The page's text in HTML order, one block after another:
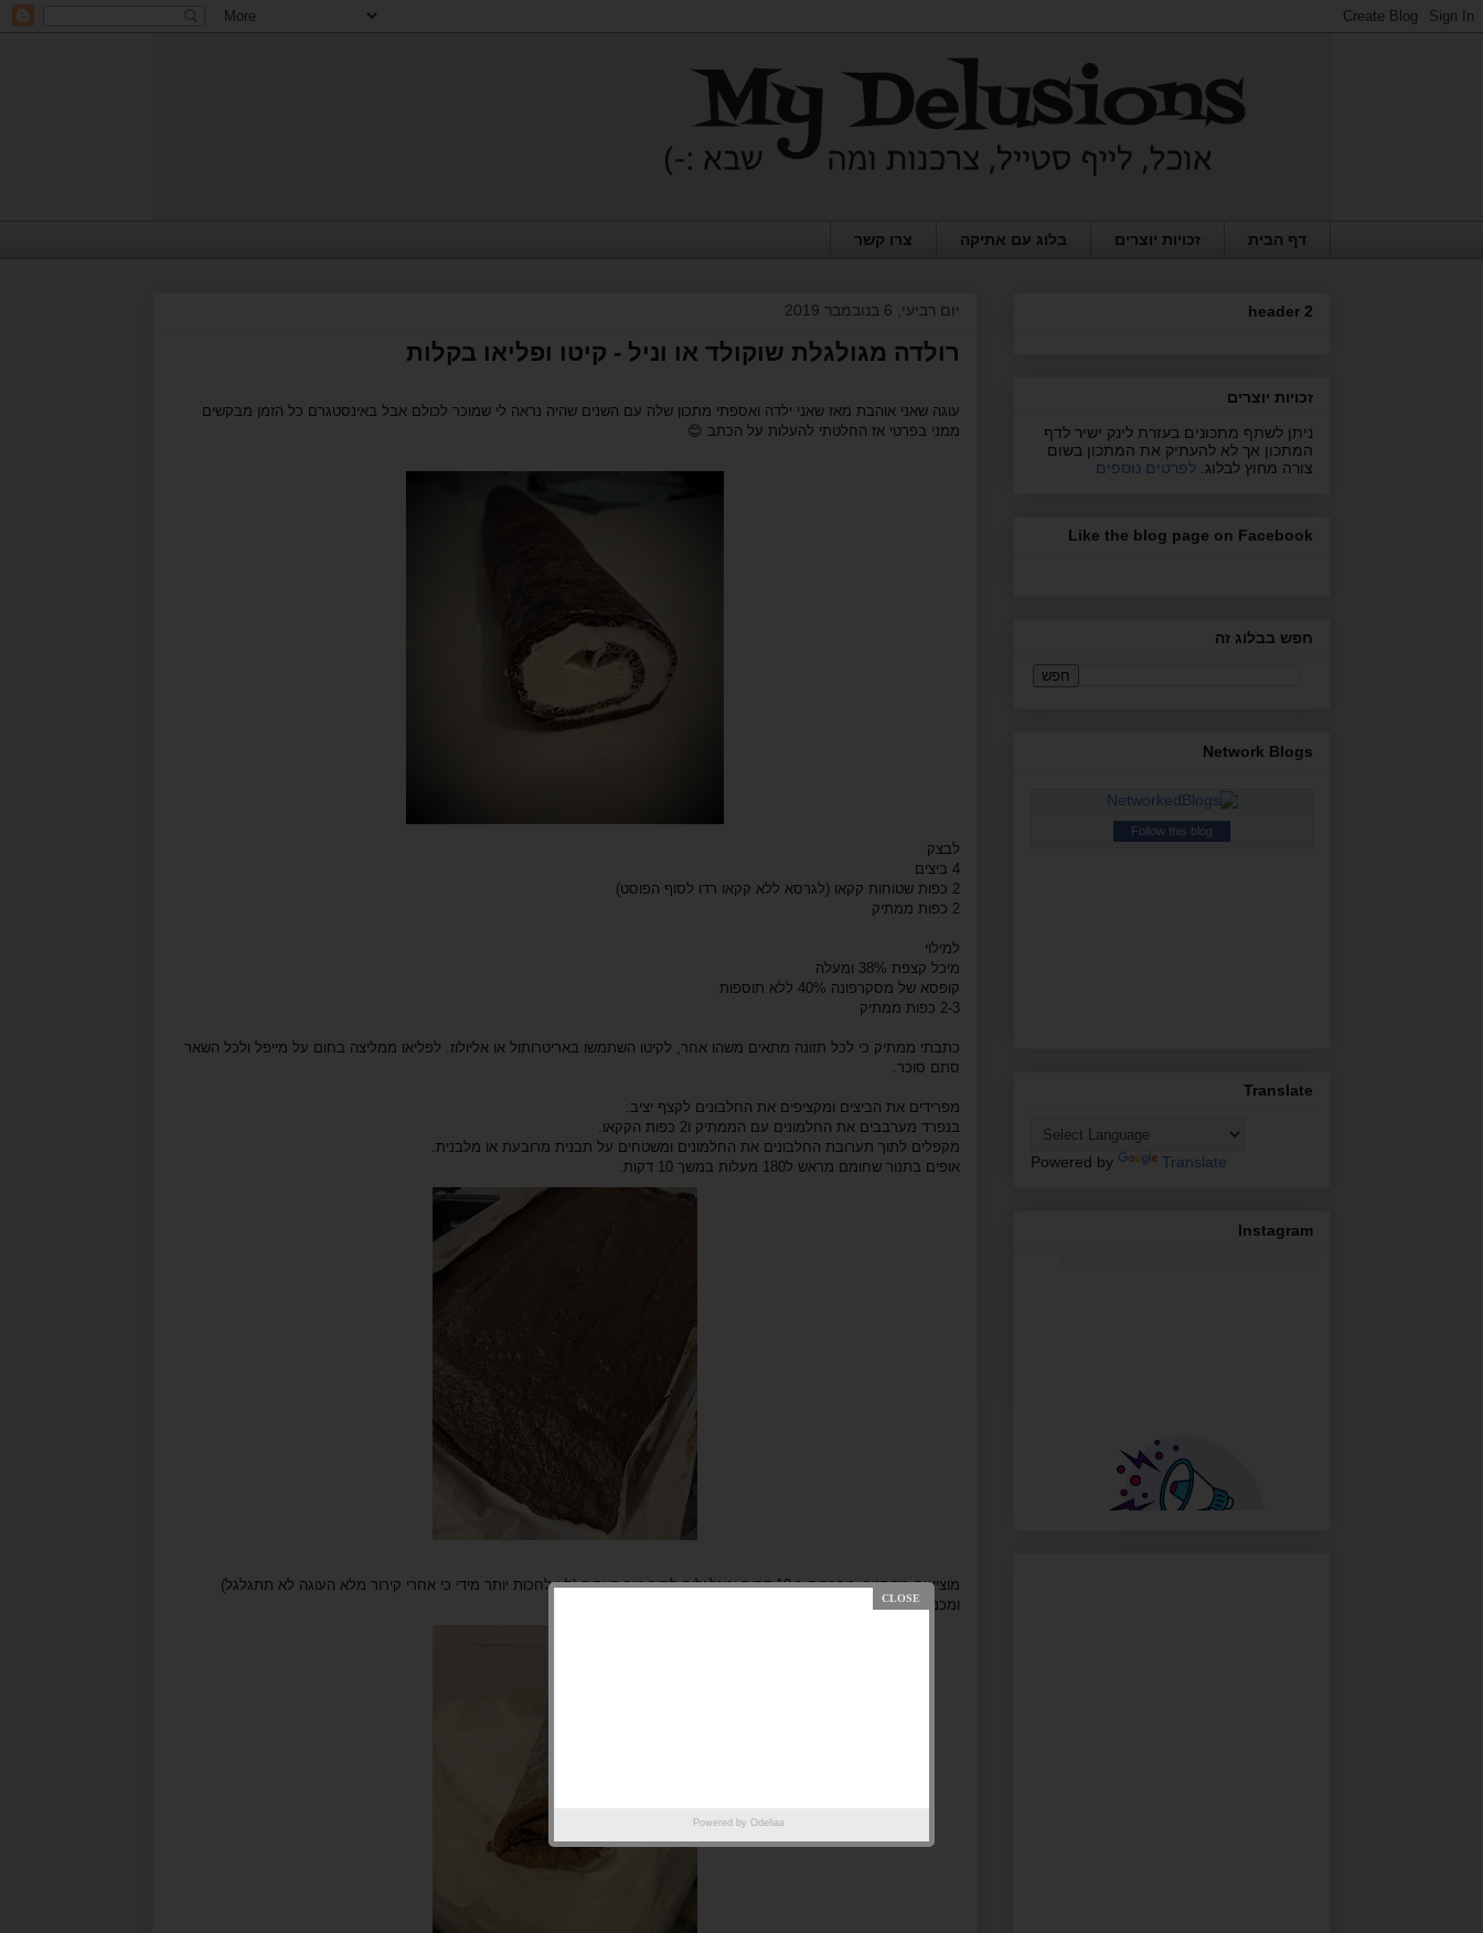
דף הבית זכויות יוצרים בלוג עם אתיקה צרו קשר
יום רביעי, 6 בנובמבר 2019
רולדה מגולגלת שוקולד או וניל - קיטו ופליאו בקלות
עוגה שאני אוהבת מאז שאני ילדה ואספתי מתכון שלה עם השנים שהיה נראה לי שמוכר לכולם אבל באינסטגרם כל הזמן מבקשים
ממני בפרטי אז החלטתי להעלות על הכתב 😊
לבצק
4 ביצים
2 כפות שטוחות קקאו (לגרסא ללא קקאו רדו לסוף הפוסט)
2 כפות ממתיק
למילוי
מיכל קצפת 38% ומעלה
קופסא של מסקרפונה 40% ללא תוספות
2-3 כפות ממתיק
כתבתי ממתיק כי לכל תזונה מתאים משהו אחר, לקיטו השתמשו באריטרותול או אליולוז. לפליאו ממליצה בחום על מייפל ולכל השאר
סתם סוכר.
מפרידים את הביצים ומקציפים את החלבונים לקצף יציב.
בנפרד מערבבים את החלמונים עם הממתיק ו2 כפות הקקאו.
מקפלים לתוך תערובת החלבונים את החלמונים ומשטחים על תבנית מרובעת או מלבנית.
אופים בתנור שחומם מראש ל180 מעלות במשך 10 דקות.
מוציאים מהתנור, מקררים כ-10 דקות ומגלגלים לתוך נייר האפיה (לא לחכות יותר מידי כי אחרי קירור מלא העוגה לא תתגלגל)
ומכניסים למקרר.
header 2
זכויות יוצרים
ניתן לשתף מתכונים בעזרת לינק ישיר לדף
המתכון אך לא להעתיק את המתכון בשום
צורה מחוץ לבלוג. לפרטים נוספים
Like the blog page on Facebook
חפש בבלוג זה
Network Blogs
Follow this blog
Translate
Powered by Translate
Instagram
Powered byOdeliaa